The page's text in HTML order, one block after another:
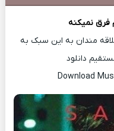
فرق نمیکنه
مندان به این سبک به
دانلود